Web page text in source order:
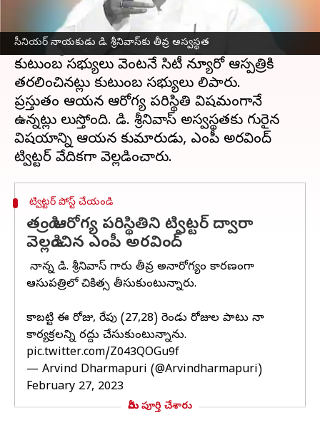
సీనియర్ నాయకుడు డి. శ్రీనివాస్‌కు తీవ్ర అస్వస్థత
లో సీనియర్ రాజకీయ నాయకుడు, పీసీసీ
మాజీ చీఫ్డి. శ్రీనివాస్సోమవారం తీవ్ర అస్వస్థతకు
గురయ్యారు. ఇంట్లో ఆయన ఫిట్స్ రావడంతో
కుటుంబ సభ్యులు వెంటనే సిటీ న్యూరో ఆస్పత్రికి
తరలించినట్లు కుటుంబ సభ్యులు తెలిపారు.
ప్రస్తుతం ఆయన ఆరోగ్య పరిస్థితి విషమంగానే
ఉన్నట్లు తెలుస్తోంది. డి. శ్రీనివాస్ అస్వస్థతకు గురైన
విషయాన్ని ఆయన కుమారుడు, ఎంపీ అరవింద్
ట్విట్టర్ పోస్ట్ చేయండి
తండ్రి ఆరోగ్య పరిస్థితిని ట్విట్టర్ ద్వారా
వెల్లడించిన ఎంపీ అరవింద్
మా నాన్న డి. శ్రీనివాస్ గారు తీవ్ర అనారోగ్యం కారణంగా
ఆసుపత్రిలో చికిత్స తీసుకుంటున్నారు.
కాబట్టి ఈ రోజు, రేపు (27,28) రెండు రోజుల పాటు నా
కార్యక్రమాలన్ని రద్దు చేసుకుంటున్నాను.
pic.twitter.com/Z043QOGu9f
— Arvind Dharmapuri (@Arvindharmapuri)
February 27, 2023
మీరు పూర్తి చేశారు